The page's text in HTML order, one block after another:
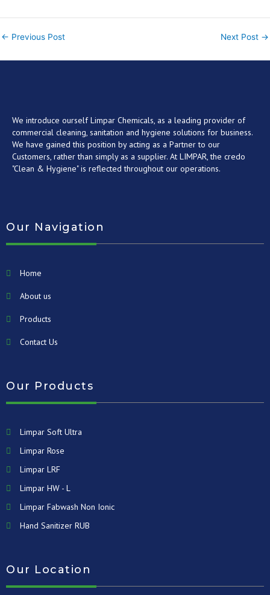
← Previous Post Next Post →
We introduce ourself Limpar Chemicals, as a leading provider of
commercial cleaning, sanitation and hygiene solutions for business.
We have gained this position by acting as a Partner to our
Customers, rather than simply as a supplier. At LIMPAR, the credo
"Clean & Hygiene" is reflected throughout our operations.
Our Navigation
Home
About us
Products
Contact Us
Our Products
Limpar Soft Ultra
Limpar Rose
Limpar LRF
Limpar HW - L
Limpar Fabwash Non Ionic
Hand Sanitizer RUB
Our Location